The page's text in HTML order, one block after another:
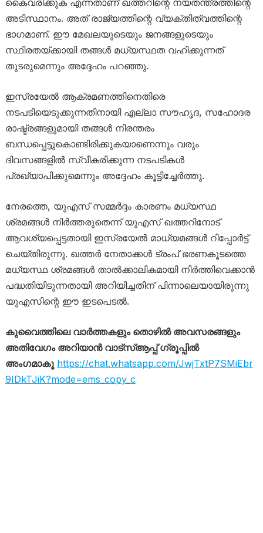
കൈവരിക്കുക എന്നതാണ് ഖത്തറിന്റെ നയതന്ത്രത്തിന്റെ
അടിസ്ഥാനം. അത് രാജ്യത്തിന്റെ വ്യക്തിത്വത്തിന്റെ
ഭാഗമാണ്. ഈ മേഖലയുടെയും ജനങ്ങളുടെയും
സ്ഥിരതയ്ക്കായി തങ്ങൾ മധ്യസ്ഥത വഹിക്കുന്നത്
തുടരുമെന്നും അദ്ദേഹം പറഞ്ഞു.
ഇസ്രയേൽ ആക്രമണത്തിനെതിരെ
നടപടിയെടുക്കുന്നതിനായി എല്ലാ സൗഹൃദ, സഹോദര
രാഷ്ട്രങ്ങളുമായി തങ്ങൾ നിരന്തരം
ബന്ധപ്പെട്ടുകൊണ്ടിരിക്കുകയാണെന്നും വരും
ദിവസങ്ങളിൽ സ്വീകരിക്കുന്ന നടപടികൾ
പ്രഖ്യാപിക്കുമെന്നും അദ്ദേഹം കൂട്ടിച്ചേർത്തു.
നേരത്തെ, യുഎസ് സമ്മർദ്ദം കാരണം മധ്യസ്ഥ
ശ്രമങ്ങൾ നിർത്തരുതെന്ന് യുഎസ് ഖത്തറിനോട്
ആവശ്യപ്പെട്ടതായി ഇസ്രയേൽ മാധ്യമങ്ങൾ റിപ്പോർട്ട്
ചെയ്തിരുന്നു. ഖത്തർ നേതാക്കൾ ട്രംപ് ഭരണകൂടത്തെ
മധ്യസ്ഥ ശ്രമങ്ങൾ താൽക്കാലികമായി നിർത്തിവെക്കാൻ
പദ്ധതിയിടുന്നതായി അറിയിച്ചതിന് പിന്നാലെയായിരുന്നു
യുഎസിന്റെ ഈ ഇടപെടൽ.
കുവൈത്തിലെ വാർത്തകളും തൊഴിൽ അവസരങ്ങളും
അതിവേഗം അറിയാൻ വാട്സ്ആപ്പ് ഗ്രൂപ്പിൽ
അംഗമാകൂ https://chat.whatsapp.com/JwjTxtP7SMiEbr
9IDkTJiK?mode=ems_copy_c